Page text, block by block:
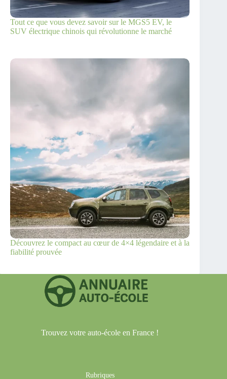
Tout ce que vous devez savoir sur le MGS5 EV, le
SUV électrique chinois qui révolutionne le marché
Découvrez le compact au cœur de 4×4 légendaire et à la
fiabilité prouvée
Trouvez votre auto-école en France !
Rubriques